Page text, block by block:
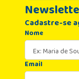
Cadastre-se
Nome
Email